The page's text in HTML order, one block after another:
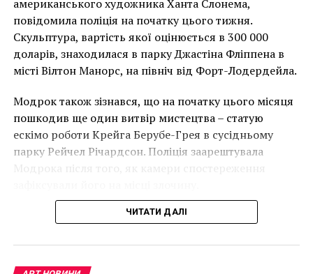
лета прошлого года некоторые произведения Лувра,
в том числе картины мастера искусства Николаса
Пуссена, получили повреждения после сильных
штормов, потрясших Париж.
Link
ИСЛАМСКОЕ ИСКУССТВО ЛУВР ПАРИЖ
НАСТУПНА СТАТТЯ
Музей заплатит $10 млн за информацию о
Ученые из музея Ван Гога сделали сенсационное
Лоустофті на східному узбережжі Англії 8 серпня 2021
року. (Фото Джастіна Талліса / AFP)
В інтерв’ю “Таймс” пан Куттс сказав:
“Спочатку це було
неймовірно, але з
розвитком подій це
стало надзвичайно
впевнений, що Бенксі
усвідомлює
непередбачувані
американського художника Ханта Слонема,
повідомила поліція на початку цього тижня.
Скульптура, вартість якої оцінюється в 300 000
доларів, знаходилася в парку Джастіна Фліппена в
місті Вілтон Манорс, на північ від Форт-Лодердейла.
Модрок також зізнався, що на початку цього місяця
пошкодив ще один витвір мистецтва – статую
ескімо роботи Крейга Берубе-Грея в сусідньому
парку Рейчел Річардсон. Поліція заарештувала
Модрока після того, як камери спостереження
ЧИТАТИ ДАЛІ